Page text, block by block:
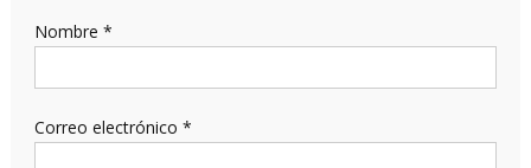
Nombre *
Correo electrónico *